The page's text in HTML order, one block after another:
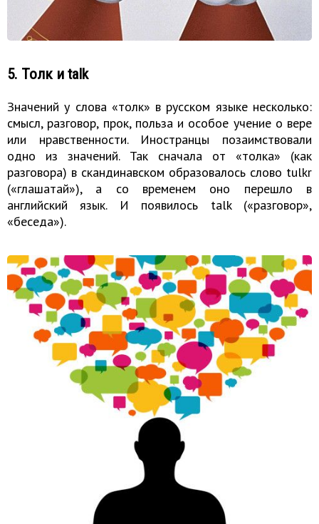
5. Толк и talk
Значений у слова «толк» в русском языке несколько:
смысл, разговор, прок, польза и особое учение о вере
или нравственности. Иностранцы позаимствовали
одно из значений. Так сначала от «толка» (как
разговора) в скандинавском образовалось слово tulkr
(«глашатай»), а со временем оно перешло в
английский язык. И появилось talk («разговор»,
«беседа»).